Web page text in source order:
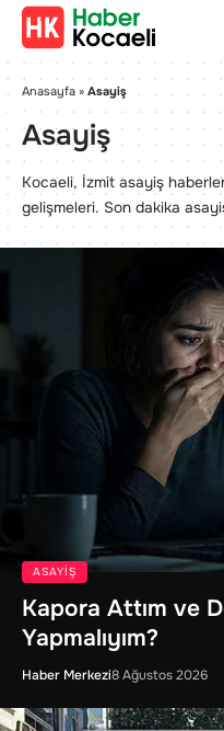
Anasayfa » Asayiş
Asayiş
Kocaeli, İzmit asayiş
gelişmeleri. Son dakika
ASAYIŞ
Kapora Attım ve
Yapmalıyım?
Haber Merkezi8 Ağustos 2026